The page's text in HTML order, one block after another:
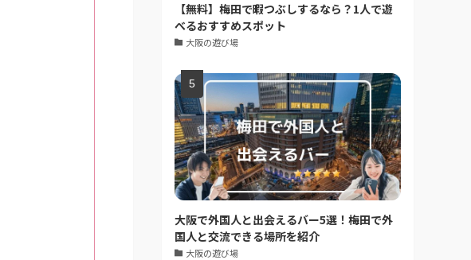
【無料】梅田で暇つぶしするなら？1人で遊
べるおすすめスポット
大阪の遊び場
大阪で外国人と出会えるバー5選！梅田で外
国人と交流できる場所を紹介
大阪の遊び場